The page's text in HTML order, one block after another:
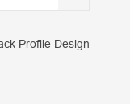
Profile Design